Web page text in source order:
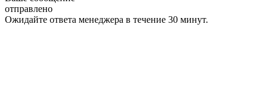
отправлено
Ожидайте ответа менеджера в течение 30 минут.